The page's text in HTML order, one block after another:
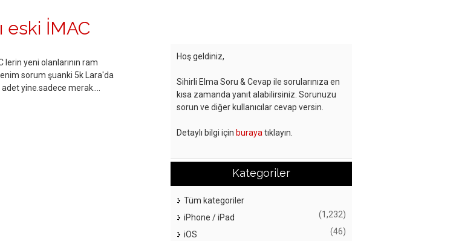
eski İMAC
yeni olanlarının ram
sorum şuanki 5k Lara'da
yine.sadece merak....
Hoş geldiniz,
Sihirli Elma Soru & Cevap ile sorularınıza en
kısa zamanda yanıt alabilirsiniz. Sorunuzu
sorun ve diğer kullanıcılar cevap versin.
Detaylı bilgi için buraya tıklayın.
Kategoriler
Tüm kategoriler
iPhone / iPad
(1,232)
iOS (46)